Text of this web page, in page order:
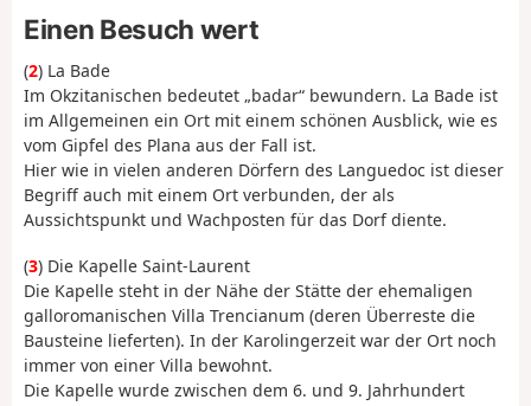
Einen Besuch wert
(2) La Bade
Im Okzitanischen bedeutet „badar“ bewundern. La Bade ist
im Allgemeinen ein Ort mit einem schönen Ausblick, wie es
vom Gipfel des Plana aus der Fall ist.
Hier wie in vielen anderen Dörfern des Languedoc ist dieser
Begriff auch mit einem Ort verbunden, der als
Aussichtspunkt und Wachposten für das Dorf diente.
(3) Die Kapelle Saint-Laurent
Die Kapelle steht in der Nähe der Stätte der ehemaligen
galloromanischen Villa Trencianum (deren Überreste die
Bausteine lieferten). In der Karolingerzeit war der Ort noch
immer von einer Villa bewohnt.
Die Kapelle wurde zwischen dem 6. und 9. Jahrhundert